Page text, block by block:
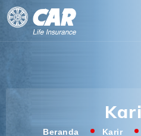
Beranda Karir